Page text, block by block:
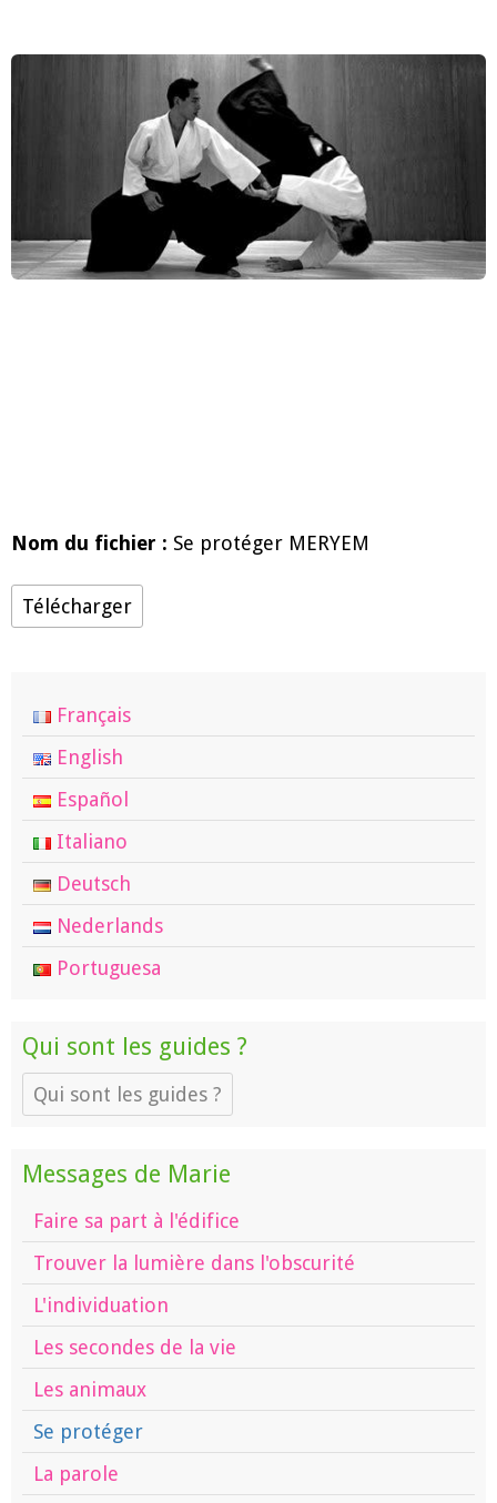
Nom du fichier : Se protéger MERYEM
Télécharger
Français
English
Español
Italiano
Deutsch
Nederlands
Portuguesa
Qui sont les guides ?
Qui sont les guides ?
Messages de Marie
Faire sa part à l'édifice
Trouver la lumière dans l'obscurité
L'individuation
Les secondes de la vie
Les animaux
Se protéger
La parole